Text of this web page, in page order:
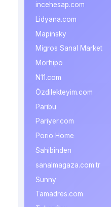
incehesap.com
Lidyana.com
Mapinsky
Migros Sanal Market
Morhipo
N11.com
Özdilekteyim.com
Paribu
Pariyer.com
Porio Home
Sahibinden
sanalmagaza.com.tr
Sunny
Tamadres.com